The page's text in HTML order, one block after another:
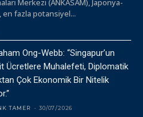
Merkezi (ANKASAM), Japonya-
en fazla potansiyel...
Ong-Webb: “Singapur’un
Ücretlere Muhalefeti, Diplomatik
Çok Ekonomik Bir Nitelik
TAMER - 30/07/2026